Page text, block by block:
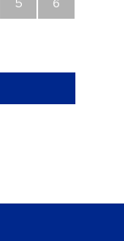
0
esemény,
5
0
esemény,
6